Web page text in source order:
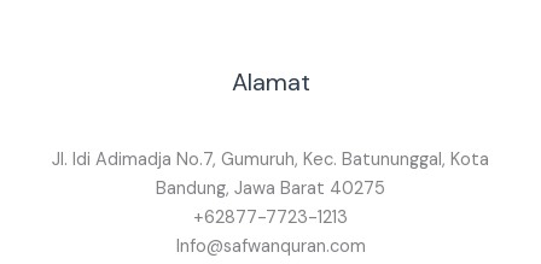
Alamat
Jl. Idi Adimadja No.7, Gumuruh, Kec. Batununggal, Kota
Bandung, Jawa Barat 40275
+62877-7723-1213
Info@safwanquran.com